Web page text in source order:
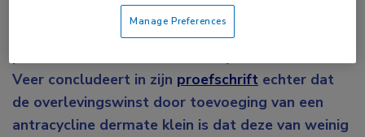
middelen: een fluoropyrimidine, een
platinumderivaat en, indien de conditie van de
Veer concludeert in zijn proefschrift echter dat
de overlevingswinst door toevoeging van een
antracycline dermate klein is dat deze van weinig
Manage Preferences